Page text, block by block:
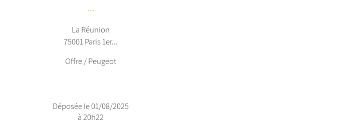
...
La Réunion
75001 Paris 1er...
Offre / Peugeot
Déposée le 01/08/2025
à 20h22